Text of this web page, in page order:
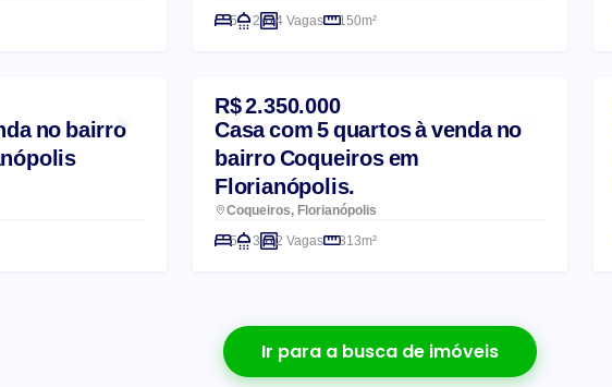
5 2 4 Vagas 150m²
no bairro
R$ 2.350.000
Casa com 5 quartos à venda no
bairro Coqueiros em
Florianópolis.
Coqueiros, Florianópolis
5
3 2 Vagas 313m²
Ir para a busca de imóveis